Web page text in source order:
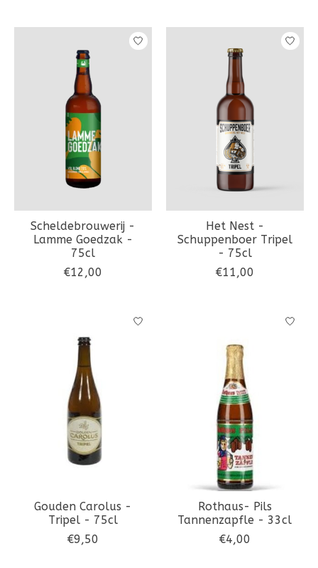
Scheldebrouwerij -
Lamme Goedzak -
75cl
€12,00
Het Nest -
Schuppenboer Tripel
- 75cl
€11,00
Gouden Carolus -
Tripel - 75cl
€9,50
Rothaus- Pils
Tannenzapfle - 33cl
€4,00